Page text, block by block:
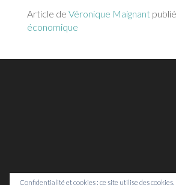
Article de Véronique Maignant
économique
Confidentialité et cookies : ce site utilise des